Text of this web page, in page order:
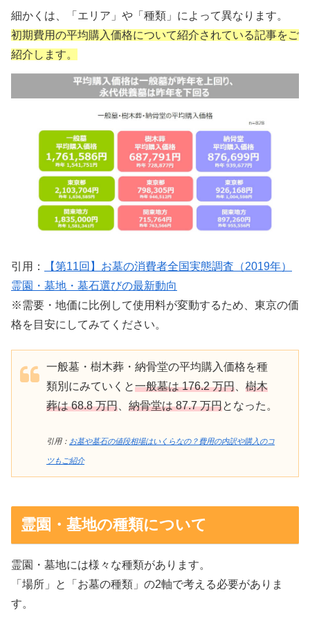
細かくは、「エリア」や「種類」によって異なります。
初期費用の平均購入価格について紹介されている記事をご
紹介します。
引用：
【第11回】お墓の消費者全国実態調査（2019年）
霊園・墓地・墓石選びの最新動向
※需要・地価に比例して使用料が変動するため、東京の価
格を目安にしてみてください。
一般墓・樹木葬・納骨堂の平均購入価格を種
類別にみていくと一般墓は 176.2 万円
樹木
葬は 68.8 万円
納骨堂は 87.7 万円となった。
引用： お墓や墓石の値段相場はいくらなの？費用の内訳や購入のコ
ツもご紹介
霊園・墓地の種類について
霊園・墓地には様々な種類があります。
「場所」と「お墓の種類」の2軸で考える必要がありま
す。